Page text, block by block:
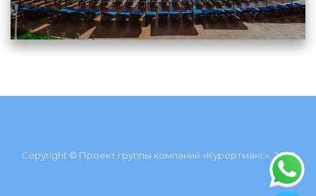
Copyright © Проект группы компаний «Курортмакс», 2026